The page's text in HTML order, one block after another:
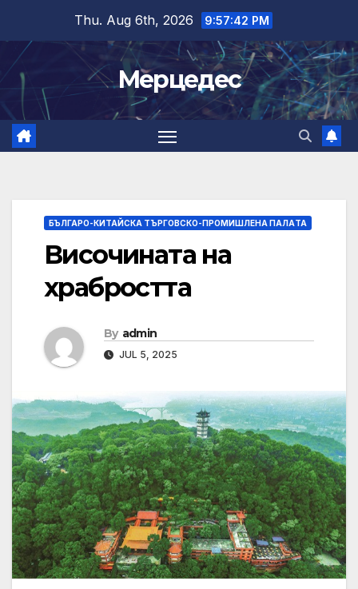
content
Thu. Aug 6th, 2026 9:57:43 PM
Мерцедес
БЪЛГАРО-КИТАЙСКА ТЪРГОВСКО-ПРОМИШЛЕНА ПАЛAТА
Височината на
храбростта
By admin
JUL 5, 2025